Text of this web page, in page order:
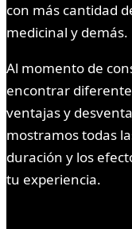
con más cantidad
medicinal y demás.
Al momento de
encontrar
ventajas y
mostramos todas
duración y los
tu experiencia.